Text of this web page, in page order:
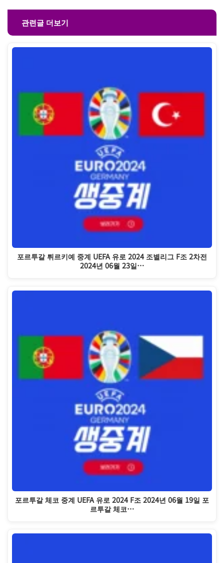
관련글 더보기
포르투갈 튀르키예 중계 UEFA 유로 2024 조별리그 F조 2차전
2024년 06월 23일…
포르투갈 체코 중계 UEFA 유로 2024 F조 2024년 06월 19일 포
르투갈 체코…